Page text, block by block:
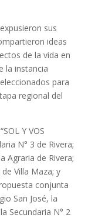
sus
ideas
de la vida en
la instancia
para
regional del
Y VOS
N° 3 de Rivera;
Agraria de Rivera;
de Villa Maza; y
conjunta
San José, la
Secundaria N° 2